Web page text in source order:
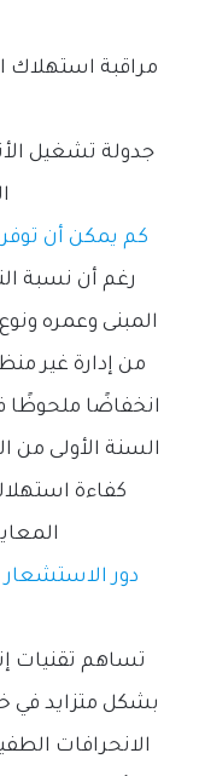
مراقبة استهلاك
جدولة تشغيل
كم يمكن أن توفر
رغم أن نسبة
المبنى وعمره
من إدارة غير
انخفاضًا ملحوظًا
السنة الأولى من
كفاءة
دور الاستشعار
تساهم تقنيات
بشكل متزايد في
الانحرافات